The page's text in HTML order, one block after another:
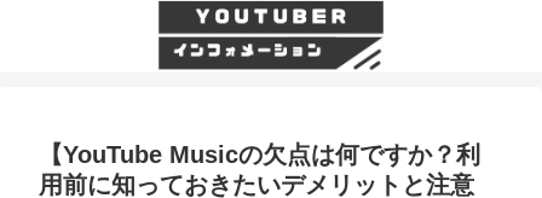
【YouTube Musicの欠点は何ですか？利
用前に知っておきたいデメリットと注意